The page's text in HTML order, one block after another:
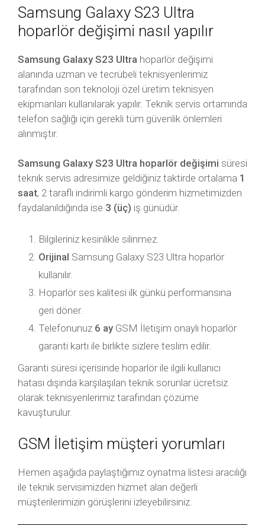
Samsung Galaxy S23 Ultra
hoparlör değişimi nasıl yapılır
Samsung Galaxy S23 Ultra hoparlör değişimi
alanında uzman ve tecrübeli teknisyenlerimiz
tarafından son teknoloji özel üretim teknisyen
ekipmanları kullanılarak yapılır. Teknik servis ortamında
telefon sağlığı için gerekli tüm güvenlik önlemleri
alınmıştır.
Samsung Galaxy S23 Ultra hoparlör değişimi süresi
teknik servis adresimize geldiğiniz taktirde ortalama 1
saat, 2 taraflı indirimli kargo gönderim hizmetimizden
faydalanıldığında ise 3 (üç) iş günüdür.
Bilgileriniz kesinlikle silinmez.
Orijinal Samsung Galaxy S23 Ultra hoparlör
kullanılır.
Hoparlör ses kalitesi ilk günkü performansına
geri döner.
Telefonunuz 6 ayGSM İletişim onaylı hoparlör
garanti kartı ile birlikte sizlere teslim edilir.
Garanti süresi içerisinde hoparlör ile ilgili kullanıcı
hatası dışında karşılaşılan teknik sorunlar ücretsiz
olarak teknisyenlerimiz tarafından çözüme
kavuşturulur.
GSM İletişim müşteri yorumları
Hemen aşağıda paylaştığımız oynatma listesi aracılığı
ile teknik servisimizden hizmet alan değerli
müşterilerimizin görüşlerini izleyebilirsiniz.